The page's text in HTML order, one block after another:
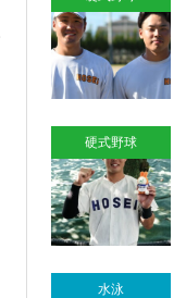
硬式野球
水泳